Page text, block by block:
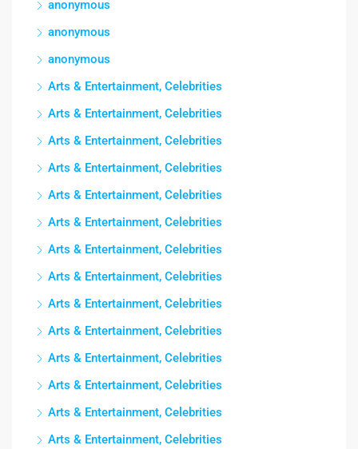
anonymous
anonymous
anonymous
Arts & Entertainment, Celebrities
Arts & Entertainment, Celebrities
Arts & Entertainment, Celebrities
Arts & Entertainment, Celebrities
Arts & Entertainment, Celebrities
Arts & Entertainment, Celebrities
Arts & Entertainment, Celebrities
Arts & Entertainment, Celebrities
Arts & Entertainment, Celebrities
Arts & Entertainment, Celebrities
Arts & Entertainment, Celebrities
Arts & Entertainment, Celebrities
Arts & Entertainment, Celebrities
Arts & Entertainment, Celebrities